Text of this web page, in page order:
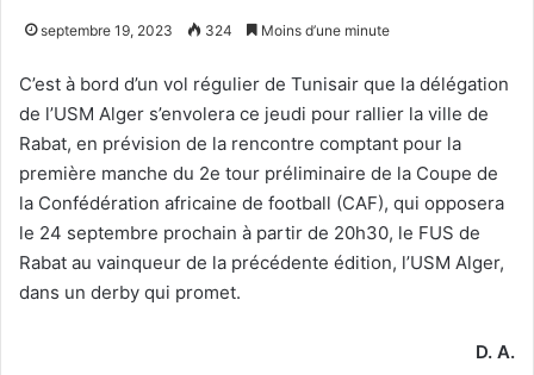
septembre 19, 2023 324 Moins d’une minute
C’est à bord d’un vol régulier de Tunisair que la délégation
de l’USM Alger s’envolera ce jeudi pour rallier la ville de
Rabat, en prévision de la rencontre comptant pour la
première manche du 2e tour préliminaire de la Coupe de
la Confédération africaine de football (CAF), qui opposera
le 24 septembre prochain à partir de 20h30, le FUS de
Rabat au vainqueur de la précédente édition, l’USM Alger,
dans un derby qui promet.
D. A.